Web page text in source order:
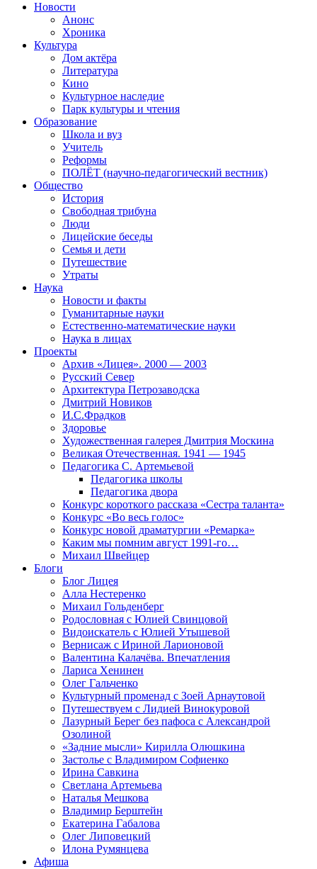
Новости
Анонс
Хроника
Культура
Дом актёра
Литература
Кино
Культурное наследие
Парк культуры и чтения
Образование
Школа и вуз
Учитель
Реформы
ПОЛЁТ (научно-педагогический вестник)
Общество
История
Свободная трибуна
Люди
Лицейские беседы
Семья и дети
Путешествие
Утраты
Наука
Новости и факты
Гуманитарные науки
Естественно-математические науки
Наука в лицах
Проекты
Архив «Лицея». 2000 — 2003
Русский Север
Архитектура Петрозаводска
Дмитрий Новиков
И.С.Фрадков
Здоровье
Художественная галерея Дмитрия Москина
Великая Отечественная. 1941 — 1945
Педагогика С. Артемьевой
Педагогика школы
Педагогика двора
Конкурс короткого рассказа «Сестра таланта»
Конкурс «Во весь голос»
Конкурс новой драматургии «Ремарка»
Каким мы помним август 1991-го…
Михаил Швейцер
Блоги
Блог Лицея
Алла Нестеренко
Михаил Гольденберг
Родословная с Юлией Свинцовой
Видоискатель с Юлией Утышевой
Вернисаж с Ириной Ларионовой
Валентина Калачёва. Впечатления
Лариса Хенинен
Олег Гальченко
Культурный променад с Зоей Арнаутовой
Путешествуем с Лидией Винокуровой
Лазурный Берег без пафоса с Александрой
Озолиной
«Задние мысли» Кирилла Олюшкина
Застолье с Владимиром Софиенко
Ирина Савкина
Светлана Артемьева
Наталья Мешкова
Владимир Берштейн
Екатерина Габалова
Олег Липовецкий
Илона Румянцева
Афиша